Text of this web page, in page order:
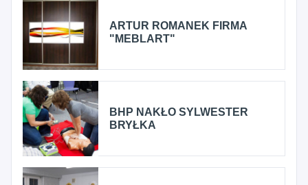
ARTUR ROMANEK FIRMA
"MEBLART"
BHP NAKŁO SYLWESTER
BRYŁKA